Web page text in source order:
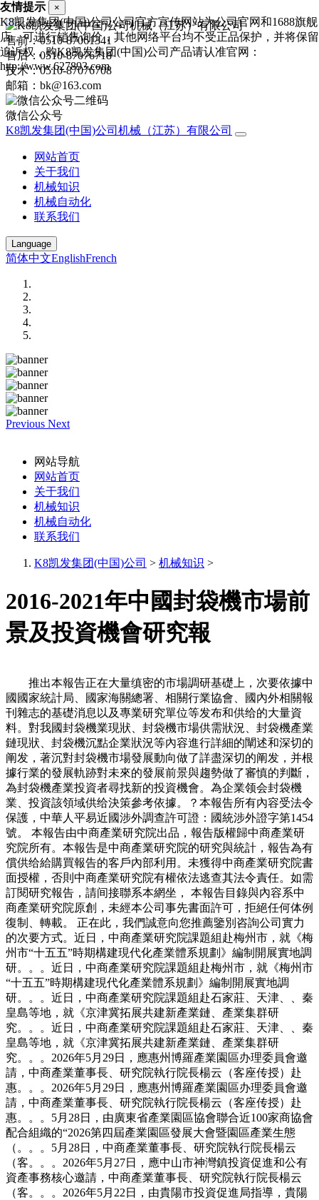
售前：0510-87061341
售后：0510-87076718
技术：0510-87076708
邮箱：bk@163.com
微信公众号
K8凯发集团(中国)公司机械（江苏）有限公司
网站首页
关于我们
机械知识
机械自动化
联系我们
Language
简体中文EnglishFrench
Previous Next
网站导航
网站首页
关于我们
机械知识
机械自动化
联系我们
K8凯发集团(中国)公司 > 机械知识 >
2016-2021年中國封袋機市場前
景及投資機會研究報
推出本報告正在大量缜密的市場調研基礎上，次要依據中
國國家統計局、國家海關總署、相關行業協會、國內外相關報
刊雜志的基礎消息以及專業研究單位等发布和供给的大量資
料。對我國封袋機業現狀、封袋機市場供需狀況、封袋機產業
鏈現狀、封袋機沉點企業狀況等內容進行詳細的闡述和深切的
阐发，著沉對封袋機市場發展動向做了詳盡深切的阐发，并根
據行業的發展軌跡對未來的發展前景與趨勢做了審慎的判斷，
為封袋機產業投資者尋找新的投資機會。為企業领会封袋機
業、投資該領域供给決策參考依據。？本報告所有內容受法令
保護，中華人平易近國涉外調查許可證：國統涉外證字第1454
號。 本報告由中商產業研究院出品，報告版權歸中商產業研
究院所有。本報告是中商產業研究院的研究與統計，報告為有
償供给給購買報告的客戶內部利用。未獲得中商產業研究院書
面授權，否則中商產業研究院有權依法逃查其法令責任。如需
訂閱研究報告，請间接聯系本網坐， 本報告目錄與內容系中
商產業研究院原創，未經本公司事先書面許可，拒絕任何体例
復制、轉載。 正在此，我們誠意向您推薦鑒別咨詢公司實力
的次要方式。近日，中商產業研究院課題組赴梅州市，就《梅
州市“十五五”時期構建現代化產業體系規劃》編制開展實地調
研。。。近日，中商產業研究院課題組赴梅州市，就《梅州市
“十五五”時期構建現代化產業體系規劃》編制開展實地調
研。。。近日，中商產業研究院課題組赴石家莊、天津、、秦
皇島等地，就《京津冀拓展共建新產業鏈、產業集群研
究。。。近日，中商產業研究院課題組赴石家莊、天津、、秦
皇島等地，就《京津冀拓展共建新產業鏈、產業集群研
究。。。2026年5月29日，應惠州博羅產業園區办理委員會邀
請，中商產業董事長、研究院執行院長楊云（客座传授）赴
惠。。。2026年5月29日，應惠州博羅產業園區办理委員會邀
請，中商產業董事長、研究院執行院長楊云（客座传授）赴
惠。。。5月28日，由廣東省產業園區協會聯合近100家商協會
配合組織的“2026第四屆產業園區發展大會暨園區產業生態
（。。。5月28日，中商產業董事長、研究院執行院長楊云
（客。。。2026年5月27日，應中山市神灣鎮投資促進和公有
資產事務核心邀請，中商產業董事長、研究院執行院長楊云
（客。。。2026年5月22日，由貴陽市投資促進局指導，貴陽
友情提示 ×
K8凯发集团(中国)公司公司官方宣传网站为公司官网和1688旗舰
店，可进行销售询价，其他网络平台均不受正品保护，并将保留
追诉权，购K8凯发集团(中国)公司产品请认准官网：
http://www.627893.com